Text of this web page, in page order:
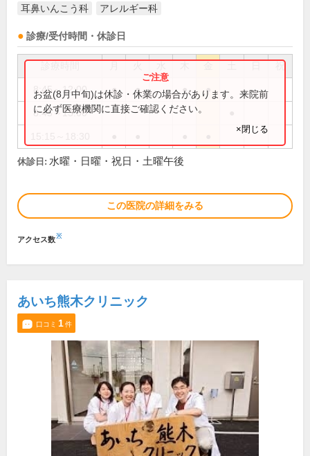
耳鼻いんこう科 アレルギー科
診療/受付時間・休診日
祝
8:45～12:00 ● ● ● ●
8:45～13:00
お盆(8月中旬)は休診・休業の場合があります。来院前
に必ず医療機関に直接ご確認ください。
×閉じる
休診日: 水曜・日曜・祝日・土曜午後
この医院の詳細をみる
アクセス数※
あいち熊木クリニック
口コミ 1件